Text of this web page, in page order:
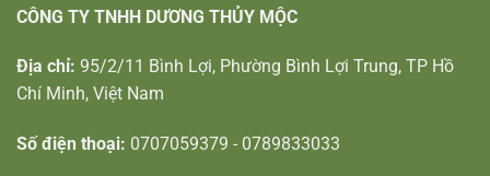
CÔNG TY TNHH DƯƠNG THỦY MỘC
Địa chỉ: 95/2/11 Bình Lợi, Phường Bình Lợi Trung, TP Hồ
Chí Minh, Việt Nam
Số điện thoại: 0707059379 - 0789833033